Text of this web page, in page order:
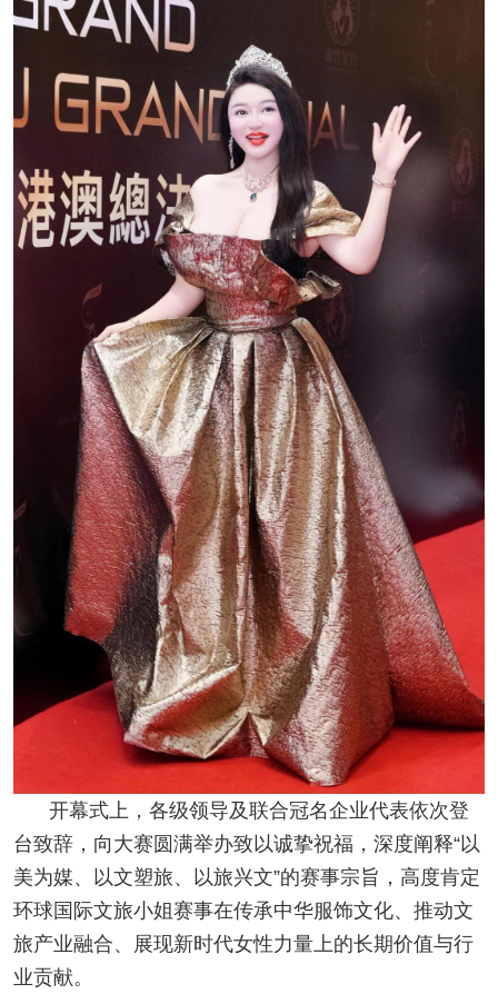
开幕式上，各级领导及联合冠名企业代表依次登
台致辞，向大赛圆满举办致以诚挚祝福，深度阐释“以
美为媒、以文塑旅、以旅兴文”的赛事宗旨，高度肯定
环球国际文旅小姐赛事在传承中华服饰文化、推动文
旅产业融合、展现新时代女性力量上的长期价值与行
业贡献。